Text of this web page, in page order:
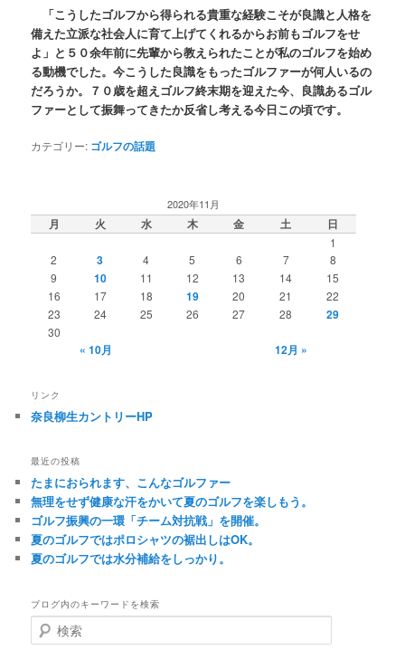
「こうしたゴルフから得られる貴重な経験こそが良識と人格を
備えた立派な社会人に育て上げてくれるからお前もゴルフをせ
よ」と５０余年前に先輩から教えられたことが私のゴルフを始め
る動機でした。今こうした良識をもったゴルファーが何人いるの
だろうか。７０歳を超えゴルフ終末期を迎えた今、良識あるゴル
ファーとして振舞ってきたか反省し考える今日この頃です。
カテゴリー: ゴルフの話題
2020年11月
月 火 水 木 金 土 日
1
2
3 4 5 6 7
8
9
10 11 12 13 14
15
16
17 18 19 20 21
22
23
24 25 26 27 28 29
30
« 10月 12月 »
リンク
奈良柳生カントリーHP
最近の投稿
たまにおられます、こんなゴルファー
無理をせず健康な汗をかいて夏のゴルフを楽しもう。
ゴルフ振興の一環「チーム対抗戦」を開催。
夏のゴルフではポロシャツの裾出しはOK。
夏のゴルフでは水分補給をしっかり。
ブログ内のキーワードを検索
検
索